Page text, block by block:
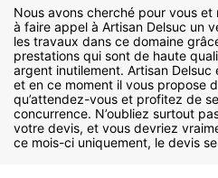
Nous avons cherché pour vous
à faire appel à Artisan Delsuc un
les travaux dans ce domaine
prestations qui sont de haute
argent inutilement. Artisan Delsuc
et en ce moment il vous propose
qu’attendez-vous et profitez de
concurrence. N’oubliez surtout
votre devis, et vous devriez
ce mois-ci uniquement, le devis